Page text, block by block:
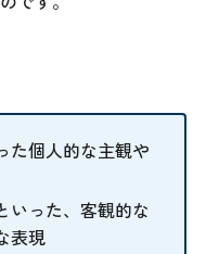
た個人的な主観や
いった、客観的な
表現